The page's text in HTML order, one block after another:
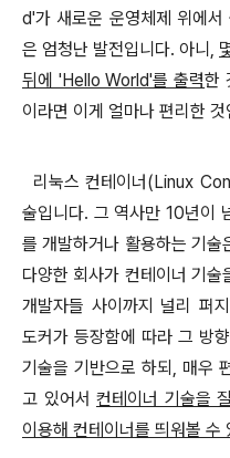
d'가 새로운 운영체제 위에
은 엄청난 발전입니다. 아니,
뒤에 'Hello World'를 출력한
이라면 이게 얼마나 편리한
리눅스 컨테이너(Linux
술입니다. 그 역사만 10년이
를 개발하거나 활용하는 기술
다양한 회사가 컨테이너 기
개발자들 사이까지 널리 퍼
도커가 등장함에 따라 그 방
기술을 기반으로 하되, 매우
고 있어서 컨테이너 기술을
이용해 컨테이너를 띄워볼 수